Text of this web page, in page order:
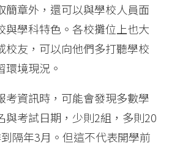
簡章外，還可以與學校人員面
與學科特色。各校攤位上也大
校友，可以向他們多打聽學校
環境現況。
考資訊時，可能會發現多數學
與考試日期，少則2組，多則20
隔年3月。但這不代表開學前